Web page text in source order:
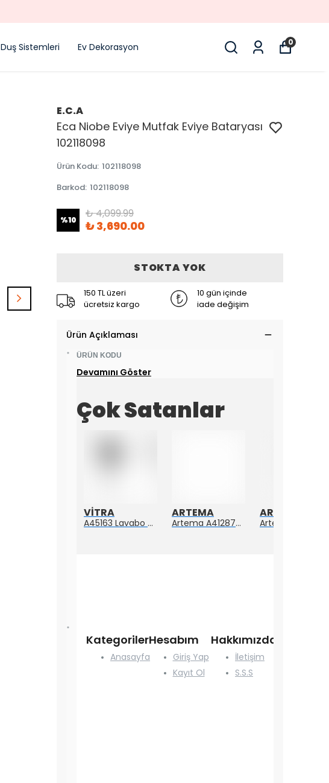
Duş Sistemleri Ev Dekorasyon 0
E.C.A
Eca Niobe Eviye Mutfak Eviye Bataryası
102118098
Ürün Kodu: 102118098
Barkod: 102118098
%10 ₺ 4,099.99
₺ 3,690.00
STOKTA YOK
150 TL üzeri
ücretsiz kargo
10 gün içinde
iade değişim
Ürün Açıklaması
* ÜRÜN KODU
*
Devamını Göster
Çok Satanlar
VİTRA
A45163 Lavabo Süzgeci Sabit Krom
ARTEMA
Artema A4128723 Suıt L Yerden Küvet Bataryası Altın
ARTEMA
Kategoriler
Anasayfa
Hesabım
Giriş Yap
Kayıt Ol
Hakkımızda
İletişim
S.S.S